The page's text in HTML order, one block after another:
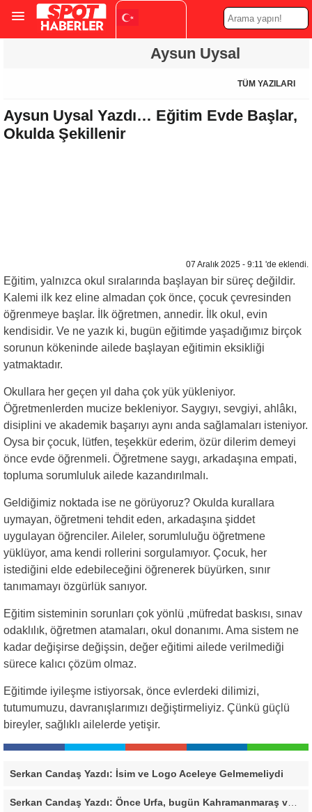
TurkishAysun Uysal
TÜM YAZILARI
Aysun Uysal Yazdı… Eğitim Evde Başlar,
Okulda Şekillenir
07 Aralık 2025 - 9:11 'de eklendi.
Eğitim, yalnızca okul sıralarında başlayan bir süreç değildir.
Kalemi ilk kez eline almadan çok önce, çocuk çevresinden
öğrenmeye başlar. İlk öğretmen, annedir. İlk okul, evin
kendisidir. Ve ne yazık ki, bugün eğitimde yaşadığımız birçok
sorunun kökeninde ailede başlayan eğitimin eksikliği
yatmaktadır.
Okullara her geçen yıl daha çok yük yükleniyor.
Öğretmenlerden mucize bekleniyor. Saygıyı, sevgiyi, ahlâkı,
disiplini ve akademik başarıyı aynı anda sağlamaları isteniyor.
Oysa bir çocuk, lütfen, teşekkür ederim, özür dilerim demeyi
önce evde öğrenmeli. Öğretmene saygı, arkadaşına empati,
topluma sorumluluk ailede kazandırılmalı.
Geldiğimiz noktada ise ne görüyoruz? Okulda kurallara
uymayan, öğretmeni tehdit eden, arkadaşına şiddet
uygulayan öğrenciler. Aileler, sorumluluğu öğretmene
yüklüyor, ama kendi rollerini sorgulamıyor. Çocuk, her
istediğini elde edebileceğini öğrenerek büyürken, sınır
tanımamayı özgürlük sanıyor.
Eğitim sisteminin sorunları çok yönlü ,müfredat baskısı, sınav
odaklılık, öğretmen atamaları, okul donanımı. Ama sistem ne
kadar değişirse değişsin, değer eğitimi ailede verilmediği
sürece kalıcı çözüm olmaz.
Eğitimde iyileşme istiyorsak, önce evlerdeki dilimizi,
tutumumuzu, davranışlarımızı değiştirmeliyiz. Çünkü güçlü
bireyler, sağlıklı ailelerde yetişir.
Serkan Candaş Yazdı: İsim ve Logo Aceleye Gelmemeliydi
Serkan Candaş Yazdı: Önce Urfa, bugün Kahramanmaraş ve Mersin, Ya sonra?